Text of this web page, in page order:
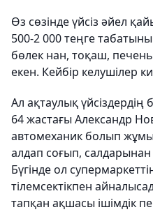
Өз сөзінде үйсіз әйел
500-2 000 теңге
бөлек нан, тоқаш,
екен. Кейбір келушілер
Ал ақтаулық үйсіздердің
64 жастағы Александр
автомеханик болып
алдап соғып,
Бүгінде ол
тілемсектікпен
тапқан ақшасы ішімдік